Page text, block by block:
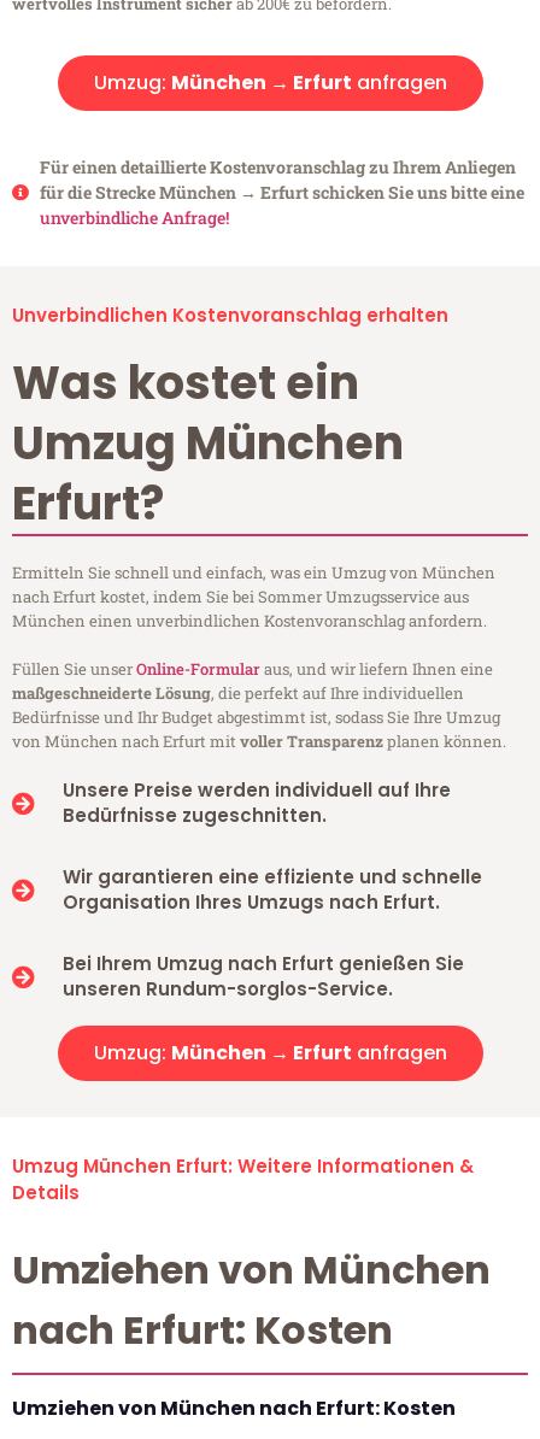
Umzug: München → Erfurt anfragen
Für einen detaillierte Kostenvoranschlag zu Ihrem Anliegen
für die Strecke München → Erfurt schicken Sie uns bitte eine
unverbindliche Anfrage!
Unverbindlichen Kostenvoranschlag erhalten
Was kostet ein
Umzug München
Erfurt?
Ermitteln Sie schnell und einfach, was ein Umzug von München
nach Erfurt kostet, indem Sie bei Sommer Umzugsservice aus
München einen unverbindlichen Kostenvoranschlag anfordern.
Füllen Sie unserOnline-Formularaus, und wir liefern Ihnen eine
maßgeschneiderte Lösung, die perfekt auf Ihre individuellen
Bedürfnisse und Ihr Budget abgestimmt ist, sodass Sie Ihre Umzug
von München nach Erfurt mitvoller Transparenzplanen können.
Unsere Preise werden individuell auf Ihre
Bedürfnisse zugeschnitten.
Wir garantieren eine effiziente und schnelle
Organisation Ihres Umzugs nach Erfurt.
Bei Ihrem Umzug nach Erfurt genießen Sie
unseren Rundum-sorglos-Service.
Umzug: München → Erfurt anfragen
Umzug München Erfurt: Weitere Informationen &
Details
Umziehen von München
nach Erfurt: Kosten
Umziehen von München nach Erfurt: Kosten